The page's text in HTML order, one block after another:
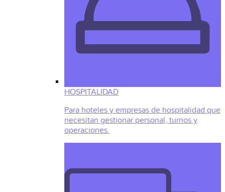
HOSPITALIDAD
Para hoteles y empresas de hospitalidad que
necesitan gestionar personal, turnos y
operaciones.